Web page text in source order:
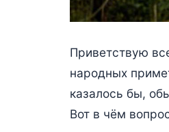
Приветствую
народных
казалось бы,
Вот в чём